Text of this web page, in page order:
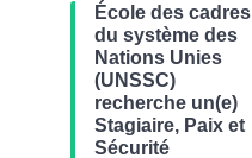
École des cadres
du système des
Nations Unies
(UNSSC)
recherche un(e)
Stagiaire, Paix et
Sécurité